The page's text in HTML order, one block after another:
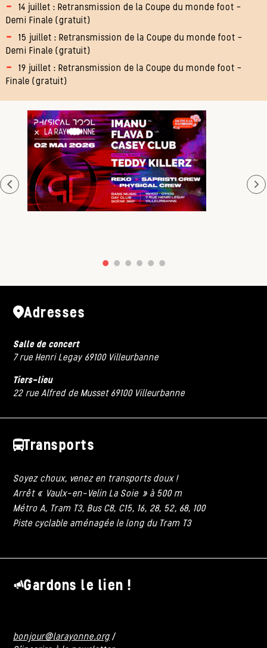
14 juillet : Retransmission de la Coupe du monde foot –
Demi Finale (gratuit)
15 juillet : Retransmission de la Coupe du monde foot –
Demi Finale (gratuit)
19 juillet : Retransmission de la Coupe du monde foot –
Finale (gratuit)
Adresses
Salle de concert
7 rue Henri Legay 69100 Villeurbanne
Tiers-lieu
22 rue Alfred de Musset 69100 Villeurbanne
Transports
Soyez choux, venez en transports doux !
Arrêt « Vaulx-en-Velin La Soie » à 500 m
Métro A, Tram T3, Bus C8, C15, 16, 28, 52, 68, 100
Piste cyclable aménagée le long du Tram T3
Gardons le lien !
bonjour@larayonne.org /